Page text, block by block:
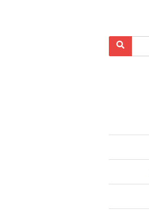
بحث